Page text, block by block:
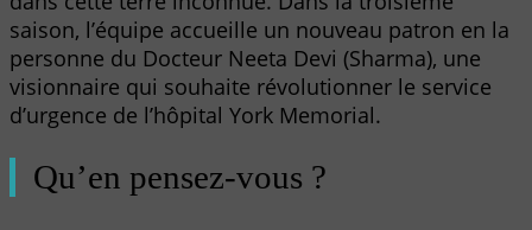
saison, l’équipe accueille un nouveau patron en la
personne du Docteur Neeta Devi (Sharma), une
visionnaire qui souhaite révolutionner le service
d’urgence de l’hôpital York Memorial.
Qu’en pensez-vous ?